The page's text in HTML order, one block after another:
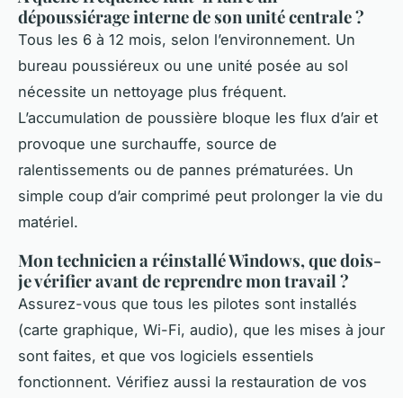
dépoussiérage interne de son unité centrale ?
Tous les 6 à 12 mois, selon l’environnement. Un
bureau poussiéreux ou une unité posée au sol
nécessite un nettoyage plus fréquent.
L’accumulation de poussière bloque les flux d’air et
provoque une surchauffe, source de
ralentissements ou de pannes prématurées. Un
simple coup d’air comprimé peut prolonger la vie du
matériel.
Mon technicien a réinstallé Windows, que dois-
je vérifier avant de reprendre mon travail ?
Assurez-vous que tous les pilotes sont installés
(carte graphique, Wi-Fi, audio), que les mises à jour
sont faites, et que vos logiciels essentiels
fonctionnent. Vérifiez aussi la restauration de vos